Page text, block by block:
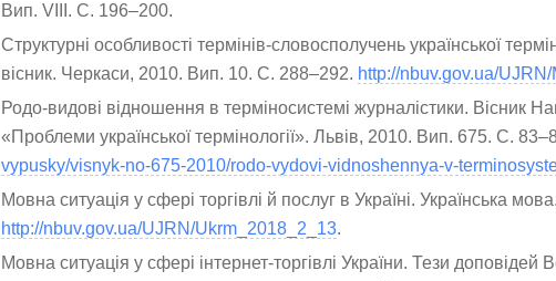
Вип. VIII. С. 196–200.
Структурні особливості термінів-словосполучень української
вісник. Черкаси, 2010. Вип. 10. С. 288–292. http://nbuv.gov.ua/
Родо-видові відношення в терміносистемі журналістики. Вісник
«Проблеми української термінології». Львів, 2010. Вип. 675. С.
vypusky/visnyk-no-675-2010/rodo-vydovi-vidnoshennya-v-
Мовна ситуація у сфері торгівлі й послуг в Україні. Українська
http://nbuv.gov.ua/UJRN/Ukrm_2018_2_13.
Мовна ситуація у сфері інтернет-торгівлі України. Тези доповідей